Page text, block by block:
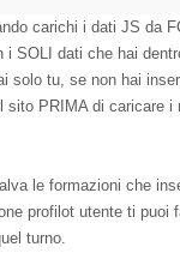
carichi i dati JS da
i SOLI dati che hai
solo tu, se non hai
sito PRIMA di caricare i
le formazioni che
profilot utente ti puoi
turno.